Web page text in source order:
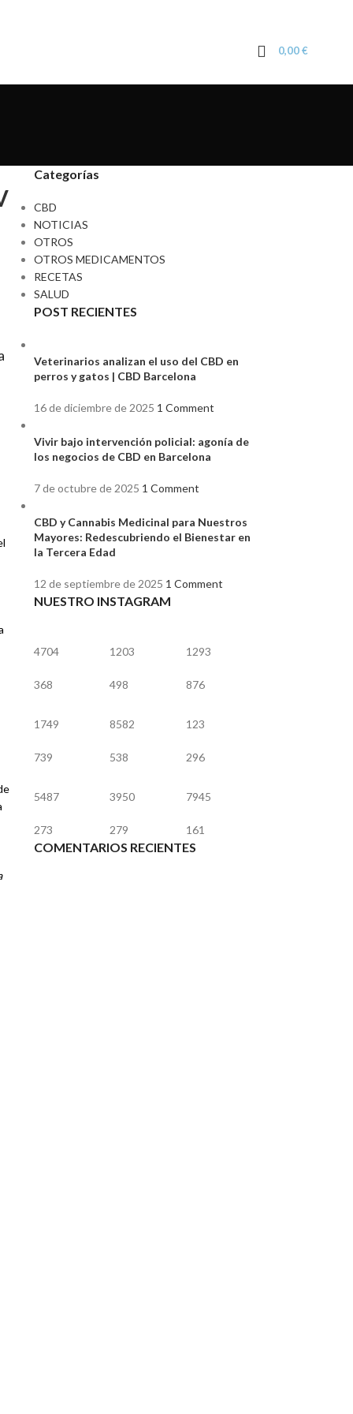
0,00€
Categorías
CBD
NOTICIAS
OTROS
OTROS MEDICAMENTOS
RECETAS
SALUD
POST RECIENTES
Veterinarios analizan el uso del CBD en
perros y gatos | CBD Barcelona
16 de diciembre de 2025 1 Comment
Vivir bajo intervención policial: agonía de
los negocios de CBD en Barcelona
7 de octubre de 2025 1 Comment
CBD y Cannabis Medicinal para Nuestros
Mayores: Redescubriendo el Bienestar en
la Tercera Edad
12 de septiembre de 2025 1 Comment
NUESTRO INSTAGRAM
4704
368
1203
498
1293
876
1749
739
8582
538
123
296
5487
273
3950
279
7945
161
COMENTARIOS RECIENTES